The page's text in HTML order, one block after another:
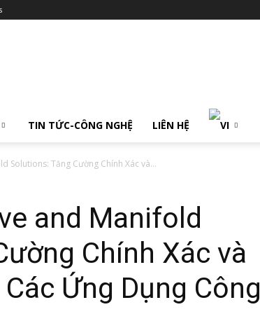
TIN TỨC-CÔNG NGHỆ LIÊN HỆ
Solutions: Tăng Cường Chính Xác và...
and Manifold
Chính Xác và
Ứng Dụng Công